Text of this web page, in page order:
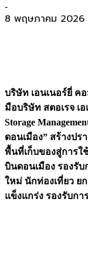
-
8 พฤษภาคม 2026
บริษัท เอนเนอร์ยี่ ค
มือบริษัท สตอเรจ เ
Storage
ดอนเมือง” สร้างปร
พื้นที่เก็บของสู่การใ
บินดอนเมือง รองรับ
ใหม่ นักท่องเที่ยว ย
แข็งแกร่ง รองรับกา